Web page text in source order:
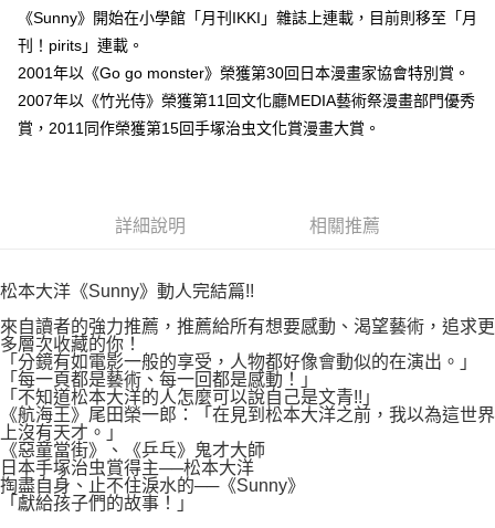
１．透過由恩沛科技股份有限公司提供之「AFTEE先享後付」服務完成之交
易，需依本服務之必要範圍內提供個人資料，並將交易相關給付款項請求債
權轉讓予恩沛科技股份有限公司。
２．關於個人資料處理事宜，請瀏覽以下網址：
３．未成年的使用者請事先徵得法定代理人或監護人之同意方可使用
「AFTEE先享後付」，若未經同意申辦者引起之損失，本公司不負相關責
５．嚴禁一人註冊多個帳號或使用他人資訊註冊。若發現惡意使用之情形，
每筆NT$80，滿NT$500(含以上)免運費
付款後7-11取貨
每筆NT$80，滿NT$500(含以上)免運費
宅配
《Sunny》開始在小學館「月刊IKKI」雜誌上連載，目前則移至「月
刊！pirits」連載。
2001年以《Go go monster》榮獲第30回日本漫畫家協會特別賞。
2007年以《竹光侍》榮獲第11回文化廳MEDIA藝術祭漫畫部門優秀
賞，2011同作榮獲第15回手塚治虫文化賞漫畫大賞。
詳細說明 相關推薦
松本大洋《Sunny》動人完結篇!!
來自讀者的強力推薦，推薦給所有想要感動、渴望藝術，追求更
多層次收藏的你！
「分鏡有如電影一般的享受，人物都好像會動似的在演出。」
「每一頁都是藝術、每一回都是感動！」
「不知道松本大洋的人怎麼可以說自己是文青!!」
《航海王》尾田榮一郎：「在見到松本大洋之前，我以為這世界
上沒有天才。」
《惡童當街》、《乒乓》鬼才大師
日本手塚治虫賞得主──松本大洋
掏盡自身、止不住淚水的──《Sunny》
「獻給孩子們的故事！」